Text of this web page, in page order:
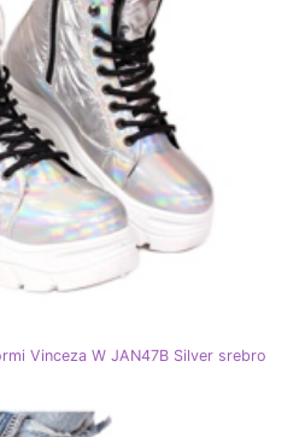
Vinceza W JAN47B Silver srebro